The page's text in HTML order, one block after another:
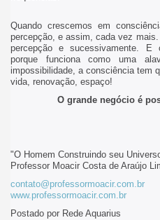
Quando crescemos em
percepção, e assim, cada vez
percepção e sucessivamente.
porque funciona como uma
impossibilidade, a consciência tem
vida, renovação, espaço!
O grande negócio é
"O Homem Construindo seu
Professor Moacir Costa de Araújo
contato@professormoacir.com.br
www.professormoacir.com.br
Postado por Rede Aquarius